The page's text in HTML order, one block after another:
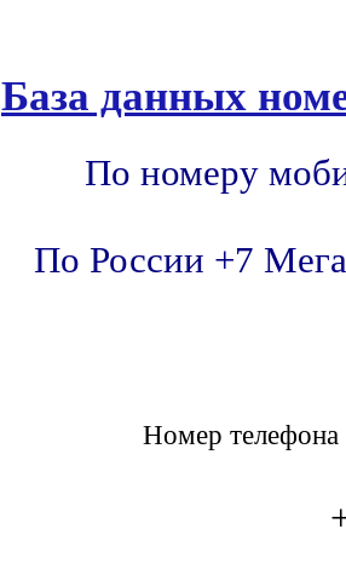
База данных
По номеру
По России +7
Номер